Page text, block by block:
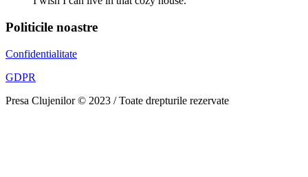
Politicile noastre
Confidentialitate
GDPR
Presa Clujenilor © 2023 / Toate drepturile rezervate